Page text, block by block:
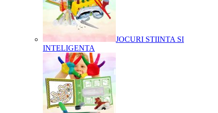
JOCURI STIINTA SI
INTELIGENTA